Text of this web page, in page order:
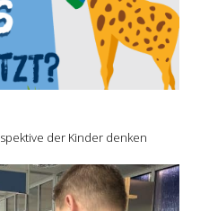
der Kinder denken